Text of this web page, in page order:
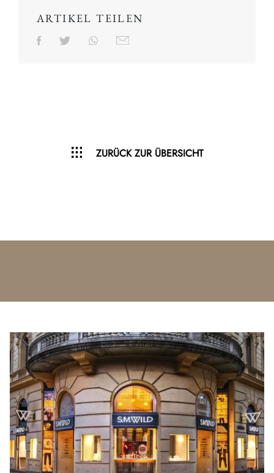
ARTIKEL TEILEN
ZURÜCK ZUR ÜBERSICHT